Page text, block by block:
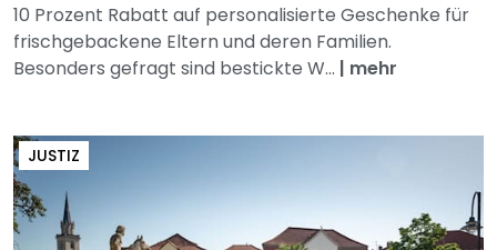
10 Prozent Rabatt auf personalisierte Geschenke für
frischgebackene Eltern und deren Familien.
Besonders gefragt sind bestickte W... | mehr
JUSTIZ